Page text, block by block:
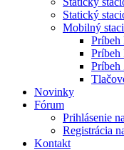
Statický
Mobilný
Príbeh
Príbeh
Príbeh
Novinky
Fórum
Prihlásenie
Registrácia
Kontakt